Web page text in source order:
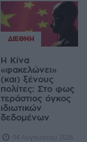
ΔΙΕΘΝΉ
Η Κίνα
«φακελώνει»
(και) ξένους
πολίτες: Στο φως
τεράστιος όγκος
ιδιωτικών
δεδομένων
04 Αυγούστου 2026